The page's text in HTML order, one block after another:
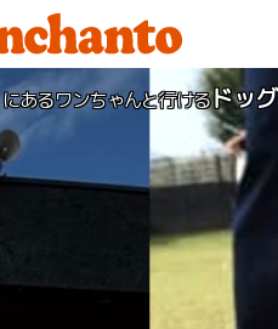
にあるワンちゃんと行けるドッ